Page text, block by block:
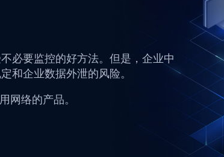
必要监控的好方法。但是，企业中
和企业数据外泄的风险。
网络的产品。